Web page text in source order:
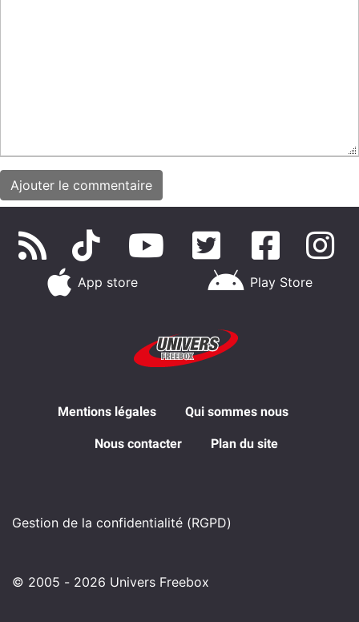
App store Play Store
Mentions légales Qui sommes nous
Nous contacter Plan du site
Gestion de la confidentialité (RGPD)
© 2005 - 2026 Univers Freebox